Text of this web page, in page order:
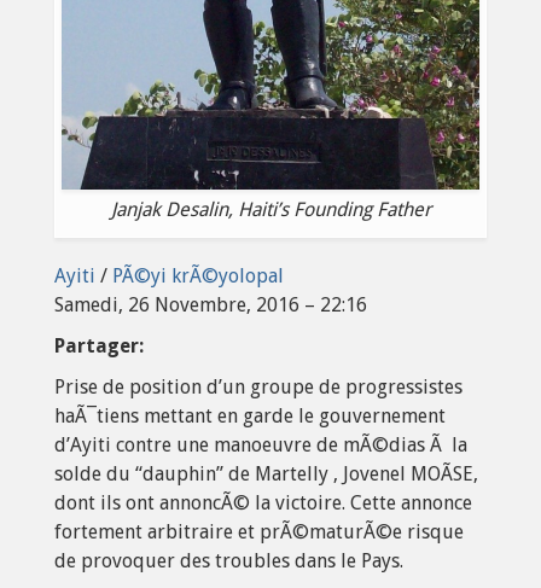
Janjak Desalin, Haiti’s Founding Father
Ayiti / PÃ©yi krÃ©yolopal
Samedi, 26 Novembre, 2016 – 22:16
Partager:
Prise de position d’un groupe de progressistes
haÃ¯tiens mettant en garde le gouvernement
d’Ayiti contre une manoeuvre de mÃ©dias Ã la
solde du “dauphin” de Martelly , Jovenel MOÃSE,
dont ils ont annoncÃ© la victoire. Cette annonce
fortement arbitraire et prÃ©maturÃ©e risque
de provoquer des troubles dans le Pays.